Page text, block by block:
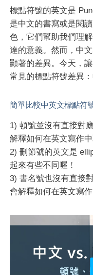
標點符號的英文是
是中文的書寫或是閱
色，它們幫助我們理
達的意義。然而，中
顯著的差異。今天，
常見的標點符號差異
簡單比較中英文標點符
1) 頓號並沒有直接對
解釋如何在英文寫作中
2) 刪節號的英文是
起來有些不同喔！
3) 書名號也沒有直接
會解釋如何在英文寫